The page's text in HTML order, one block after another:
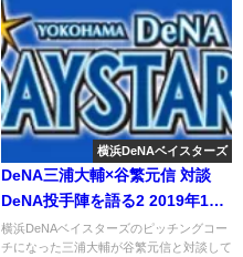
横浜DeNAベイスターズ
DeNA三浦大輔×谷繁元信 対談
DeNA投手陣を語る2 2019年1月
14日
横浜DeNAベイスターズのピッチングコー
チになった三浦大輔が谷繁元信と対談して